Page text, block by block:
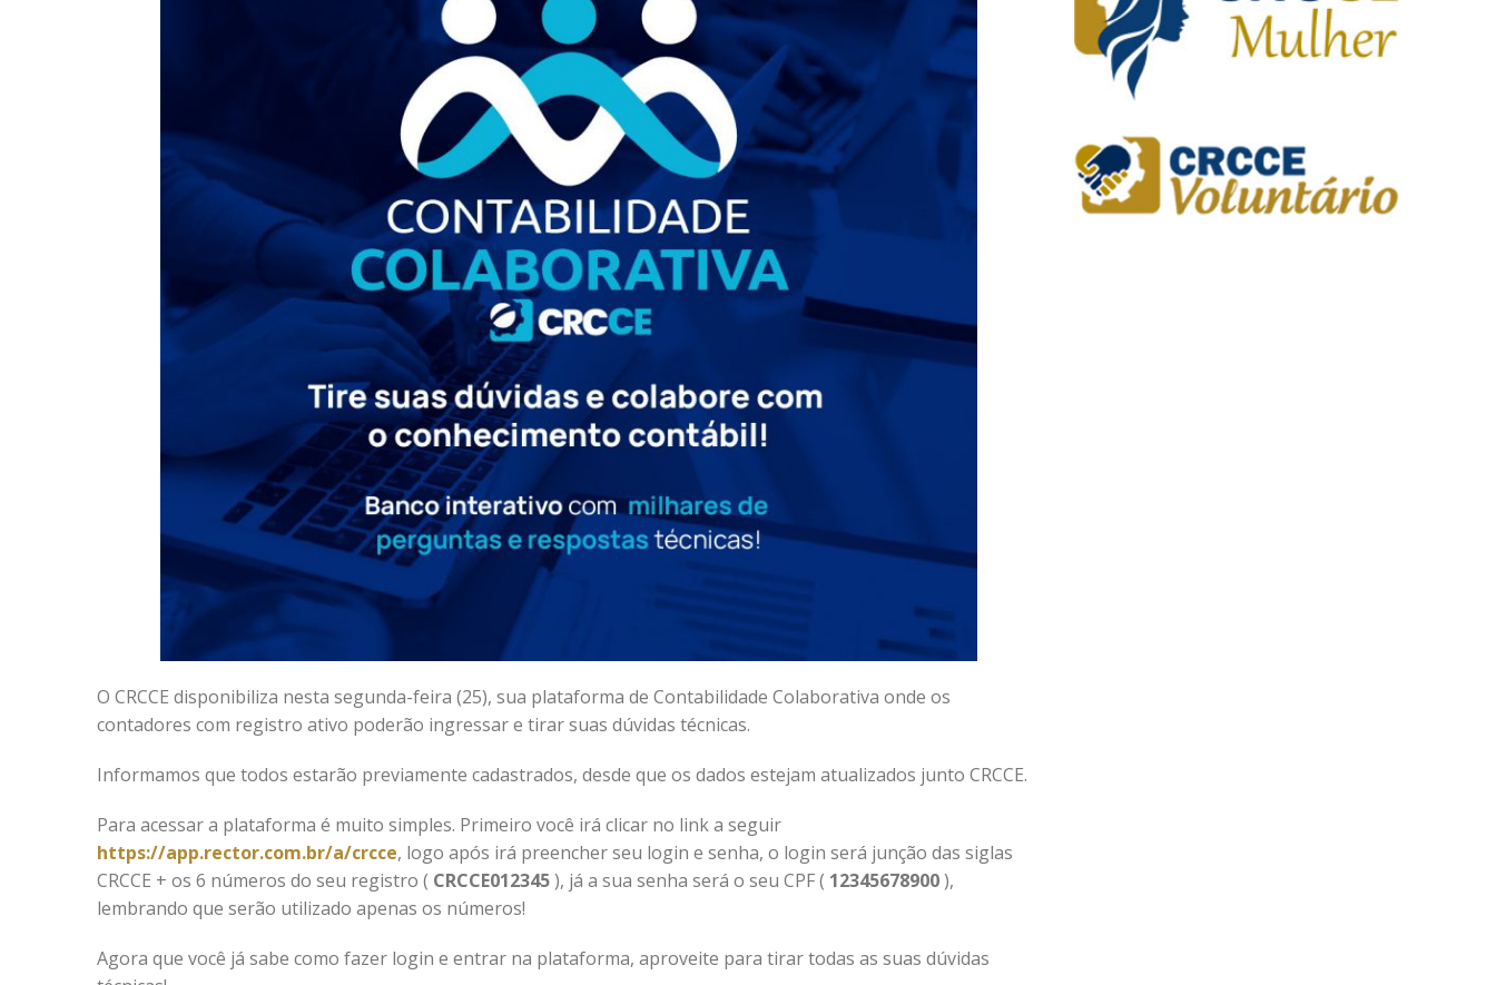
O CRCCE disponibiliza nesta segunda-feira (25), sua plataforma de Contabilidade Colaborativa onde os
contadores com registro ativo poderão ingressar e tirar suas dúvidas técnicas.
Informamos que todos estarão previamente cadastrados, desde que os dados estejam atualizados junto CRCCE.
Para acessar a plataforma é muito simples. Primeiro você irá clicar no link a seguir
https://app.rector.com.br/a/crcce, logo após irá preencher seu login e senha, o login será junção das siglas
CRCCE + os 6 números do seu registro ( CRCCE012345), já a sua senha será o seu CPF ( 12345678900),
lembrando que serão utilizado apenas os números!
Agora que você já sabe como fazer login e entrar na plataforma, aproveite para tirar todas as suas dúvidas